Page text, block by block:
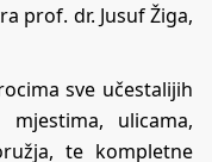
prof. dr. Jusuf Žiga,
sve učestalijih
ulicama,
te kompletne